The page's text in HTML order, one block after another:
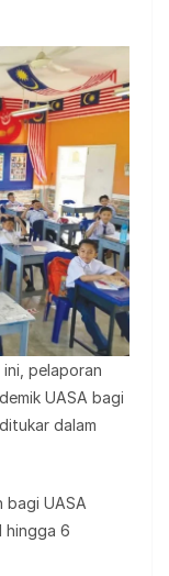
pelaporan
UASA bagi
dalam
bagi UASA
hingga 6